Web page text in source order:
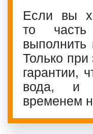
Если вы
то
выполнить
Только при
гарантии,
вода, и
временем